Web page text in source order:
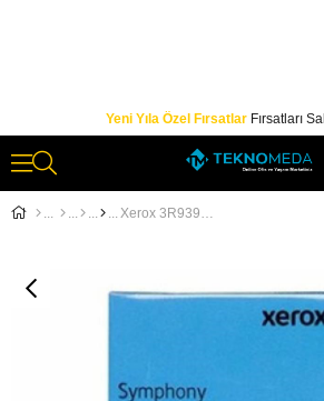
Yeni Yıla Özel FırsatlarFırsatları
Xerox 3R93959 A4 80Gr 500YP Symphony Su Mavisi Renkli Fotokopi Kağıdı